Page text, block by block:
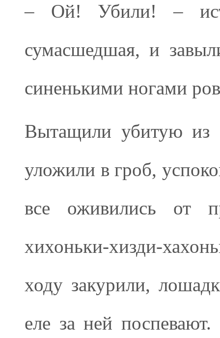
– Ой! Убили! –
сумасшедшая, и
синенькими ногами
Вытащили убитую из
уложили в гроб,
все оживились от
хихоньки-хизди-
ходу закурили,
еле за ней